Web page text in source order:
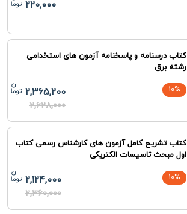
220,000
کتاب درسنامه و پاسخنامه آزمون های استخدامی
رشته برق
10%
2,365,200
2,628,000
کتاب تشریح کامل آزمون های کارشناس رسمی کتاب
اول مبحث تاسیسات الکتریکی
10%
2,124,000
2,360,000